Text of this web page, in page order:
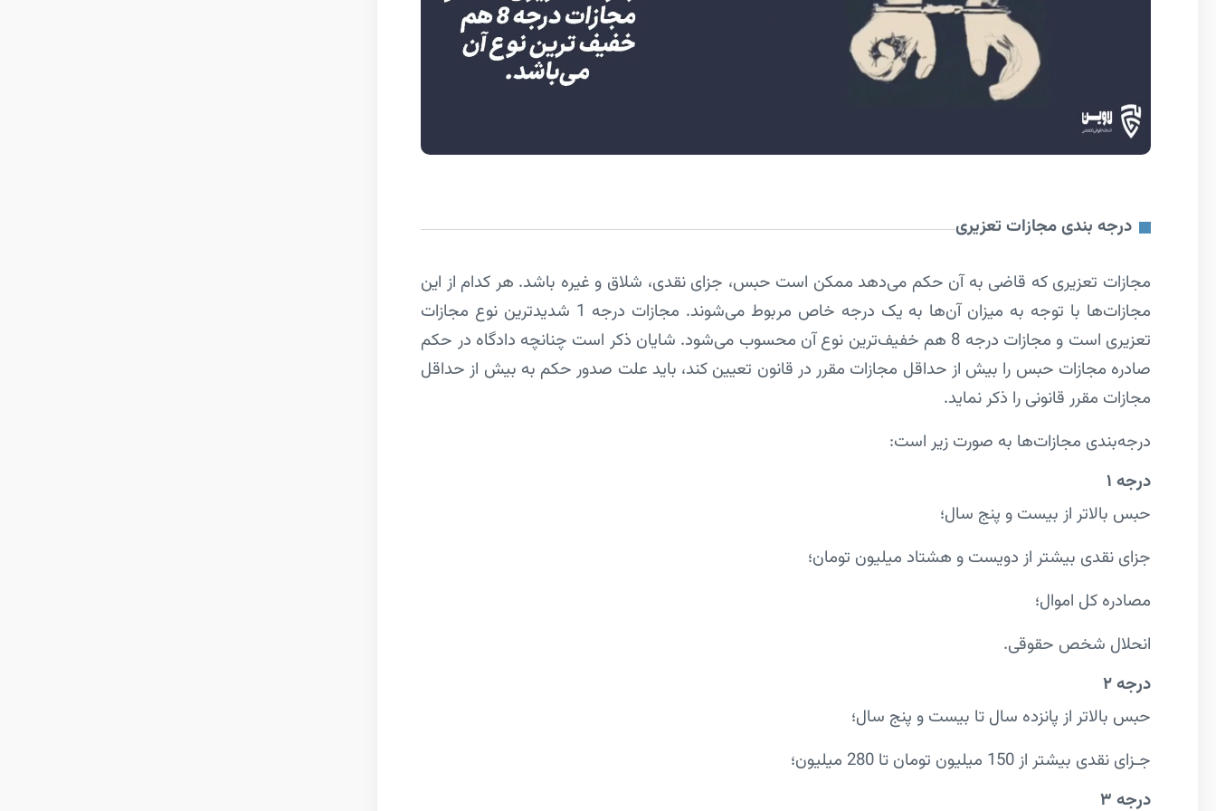
درجه بندی مجازات تعزیری
مجازات تعزیری که قاضی به آن حکم می‌دهد ممکن است حبس، جزای نقدی، شلاق و غیره باشد. هر کدام از این
مجازات‌ها با توجه به میزان آن‌ها به یک درجه خاص مربوط می‌شوند. مجازات درجه 1 شدیدترین نوع مجازات
تعزیری است و مجازات درجه 8 هم خفیف‌ترین نوع آن محسوب می‌شود.
شایان ذکر است چنانچه دادگاه در حکم
صادره مجازات حبس را بیش از حداقل مجازات مقرر در قانون تعیین کند، باید علت صدور حکم به بیش از حداقل
مجازات مقرر قانونی را ذکر نماید.
درجه‌بندی مجازات‌ها به صورت زیر است:
درجه ۱
حبس بالاتر از بیست و پنج سال؛
جزای نقدی بیشتر از دویست و هشتاد میلیون تومان؛
مصادره کل اموال؛
انحلال شخص حقوقی.
درجه۲
حبس بالاتر از پانزده سال تا بیست و پنج سال؛
جـزای نقدی بیشتر از 150 میلیون تومان تا 280 میلیون؛
درجه ۳